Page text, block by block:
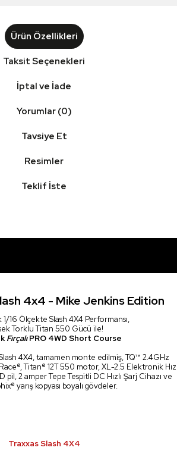
Ürün Özellikleri
Taksit Seçenekleri
İptal ve İade
Yorumlar (0)
Tavsiye Et
Resimler
Teklif İste
4x4 - Mike Jenkins Edition
1/16 Ölçekte Slash 4X4 Performansı,
Torklu Titan 550 Gücü ile!
FırçalıPRO 4WD Short Course
4X4, tamamen monte edilmiş, TQ™ 2.4GHz
Titan® 12T 550 motor, XL-2.5 Elektronik Hız
pil, 2 amper Tepe Tespitli DC Hızlı Şarj Cihazı ve
yarış kopyası boyalı gövdeler.
Traxxas Slash 4X4